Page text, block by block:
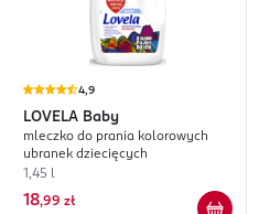
4,9
LOVELA Baby
mleczko do prania kolorowych
ubranek dziecięcych
1,45 l
18,99 zł